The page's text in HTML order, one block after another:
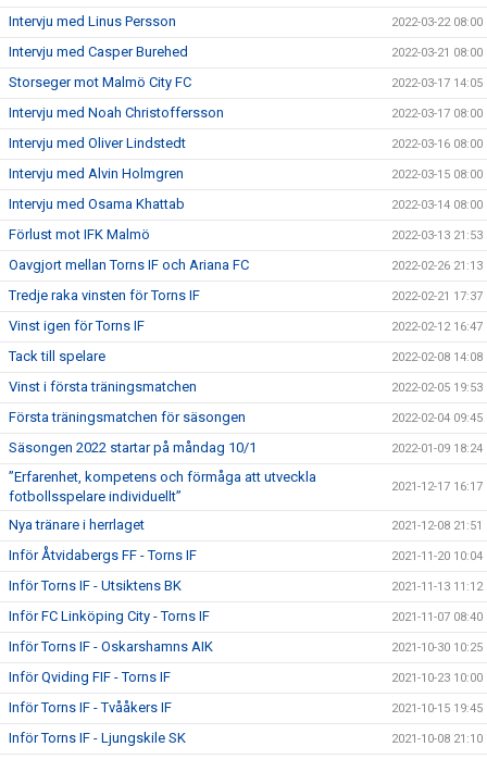
Intervju med Linus Persson 2022-03-22 08:00
Intervju med Casper Burehed 2022-03-21 08:00
Storseger mot Malmö City FC 2022-03-17 14:05
Intervju med Noah Christoffersson 2022-03-17 08:00
Intervju med Oliver Lindstedt 2022-03-16 08:00
Intervju med Alvin Holmgren 2022-03-15 08:00
Intervju med Osama Khattab 2022-03-14 08:00
Förlust mot IFK Malmö 2022-03-13 21:53
Oavgjort mellan Torns IF och Ariana FC 2022-02-26 21:13
Tredje raka vinsten för Torns IF 2022-02-21 17:37
Vinst igen för Torns IF 2022-02-12 16:47
Tack till spelare 2022-02-08 14:08
Vinst i första träningsmatchen 2022-02-05 19:53
Första träningsmatchen för säsongen 2022-02-04 09:45
Säsongen 2022 startar på måndag 10/1 2022-01-09 18:24
”Erfarenhet, kompetens och förmåga att utveckla
fotbollsspelare individuellt”
2021-12-17 16:17
Nya tränare i herrlaget 2021-12-08 21:51
Inför Åtvidabergs FF - Torns IF 2021-11-20 10:04
Inför Torns IF - Utsiktens BK 2021-11-13 11:12
Inför FC Linköping City - Torns IF 2021-11-07 08:40
Inför Torns IF - Oskarshamns AIK 2021-10-30 10:25
Inför Qviding FIF - Torns IF 2021-10-23 10:00
Inför Torns IF - Tvååkers IF 2021-10-15 19:45
Inför Torns IF - Ljungskile SK 2021-10-08 21:10